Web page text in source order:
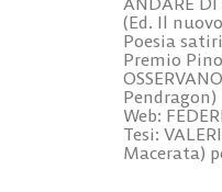
(Ed. Il
Poesia
Premio
Pendragon)
Web:
Tesi:
Macerata)